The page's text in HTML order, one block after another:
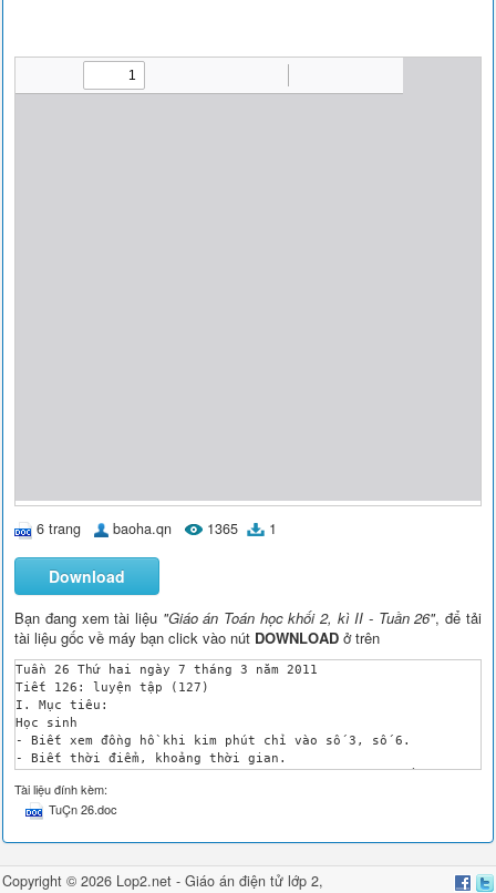
6 trang baoha.qn 1365 1
Download
Bạn đang xem tài liệu "Giáo án Toán học khối 2, kì II - Tuần 26", để tải
tài liệu gốc về máy bạn click vào nút DOWNLOAD ở trên
Tuần 26 Thứ hai ngày 7 tháng 3 năm 2011
Tiết 126: luyện tập (127)
I. Mục tiêu:
Học sinh
- Biết xem đồng hồ khi kim phút chỉ vào số 3, số 6.
- Biết thời điểm, khoảng thời gian.
- Nhận biết việc sử dụng thời gian trong đời sống hằng ngày.
II. Đồ dùng dạy – học:
	G: mô hình đồng hồ, bảng phụ
III. Các hoạt động dạy – học:
Nội dung
Cách thức tiến hành
Tài liệu đính kèm:
TuÇn 26.doc
Copyright © 2026 Lop2.net -Giáo án điện tử lớp 2,